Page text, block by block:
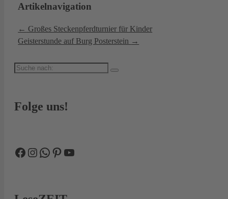
Artikelnavigation
← Großes Steckenpferdturnier für Kinder
Geisterstunde auf Burg Posterstein →
Suche
Folge uns!
Facebook
Instagram
WhatsApp
Pinterest
YouTube